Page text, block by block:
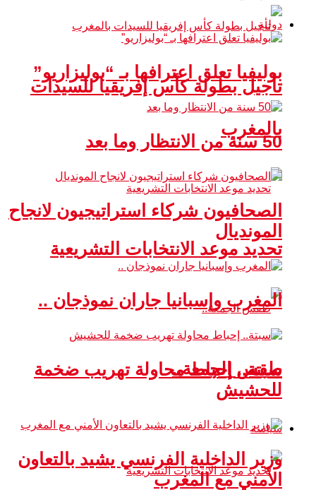
تأجيل بطولة كأس إفريقيا للسيدات
بالمغرب
تحديد موعد الانتخابات التشريعية
طقس الجمعة..
سياسة
دولية
بوليفيا تعلق اعترافها بـ “بوليزاريو”
50 سنة من الانتظار وما بعد
الصحافيون شركاء استراتيجيون لانجاح
المونديال
المغرب وإسبانيا جاران نموذجان ..
سبتة.. إحباط محاولة تهريب ضخمة
للحشيش
وزير الداخلية الفرنسي يشيد بالتعاون
الأمني مع المغرب